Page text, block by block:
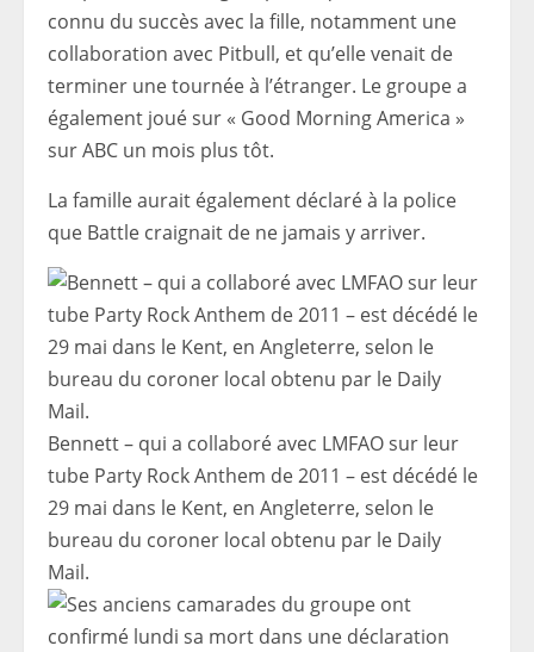
connu du succès avec la fille, notamment une
collaboration avec Pitbull, et qu’elle venait de
terminer une tournée à l’étranger. Le groupe a
également joué sur « Good Morning America »
sur ABC un mois plus tôt.
La famille aurait également déclaré à la police
que Battle craignait de ne jamais y arriver.
Bennett – qui a collaboré avec LMFAO sur leur
tube Party Rock Anthem de 2011 – est décédé le
29 mai dans le Kent, en Angleterre, selon le
bureau du coroner local obtenu par le Daily
Mail.